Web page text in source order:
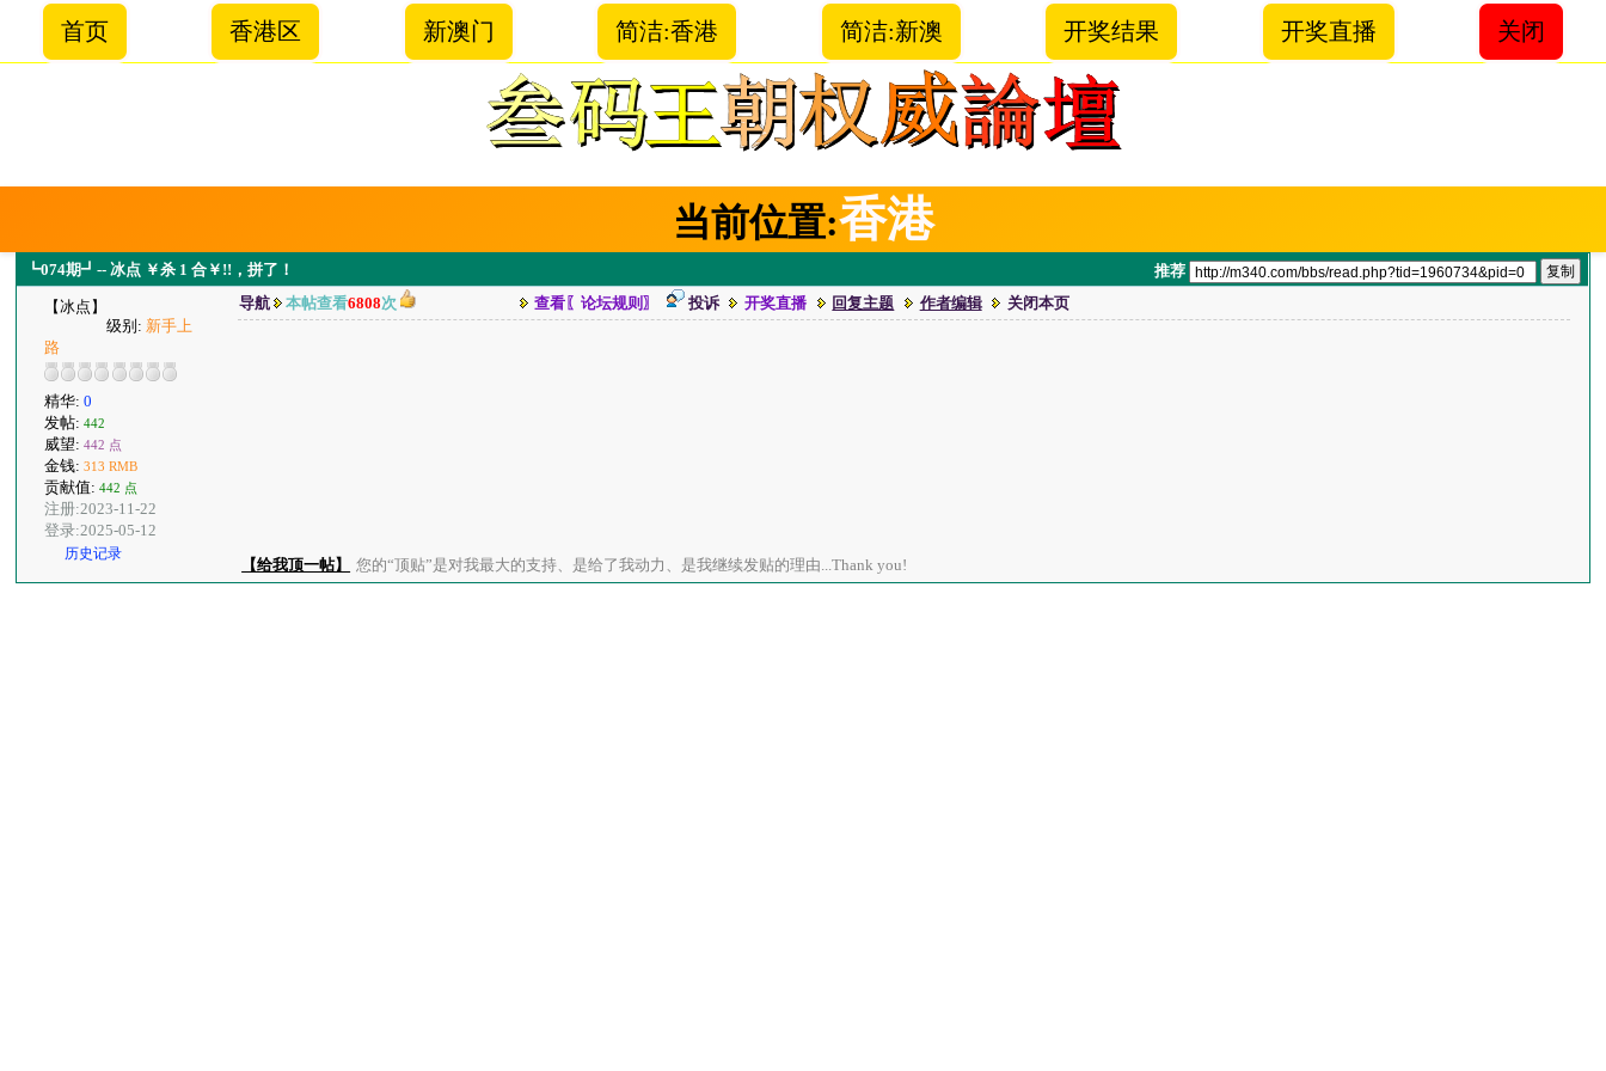
首页 香港区 新澳门 简洁:香港 简洁:新澳 开奖结果 开奖直播 关闭
当前位置:香港
┗074期┛-- 冰点 ￥杀 1 合￥!!，拼了！ 推荐
【冰点】
级别: 新手上
路
精华:0
发帖:442
威望:442 点
金钱:313 RMB
贡献值:442 点
注册:2023-11-22
登录:2025-05-12
历史记录
导航 本帖查看6808次 查看〖论坛规则〗 投诉 开奖直播 回复主题 作者编辑 关闭本页
【给我顶一帖】 您的“顶贴”是对我最大的支持、是给了我动力、是我继续发贴的理由...Thank you!